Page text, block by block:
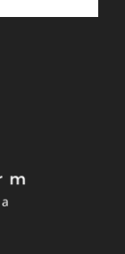
14.00 h.